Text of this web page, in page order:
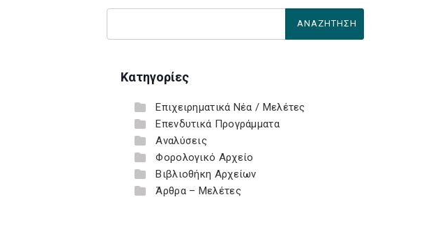
Κατηγορίες
Επιχειρηματικά Νέα / Μελέτες
Επενδυτικά Προγράμματα
Αναλύσεις
Φορολογικό Αρχείο
Βιβλιοθήκη Αρχείων
Άρθρα – Μελέτες